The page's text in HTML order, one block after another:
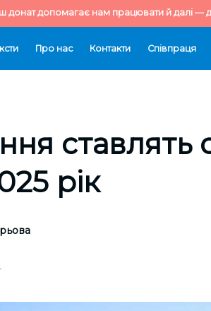
донат допомагає нам працювати й далі —
Про нас Контакти Cпівпраця
ставлять
рік